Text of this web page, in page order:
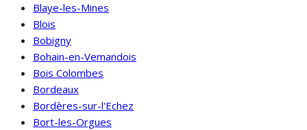
Blaye-les-Mines
Blois
Bobigny
Bohain-en-Vemandois
Bois Colombes
Bordeaux
Bordères-sur-l'Echez
Bort-les-Orgues